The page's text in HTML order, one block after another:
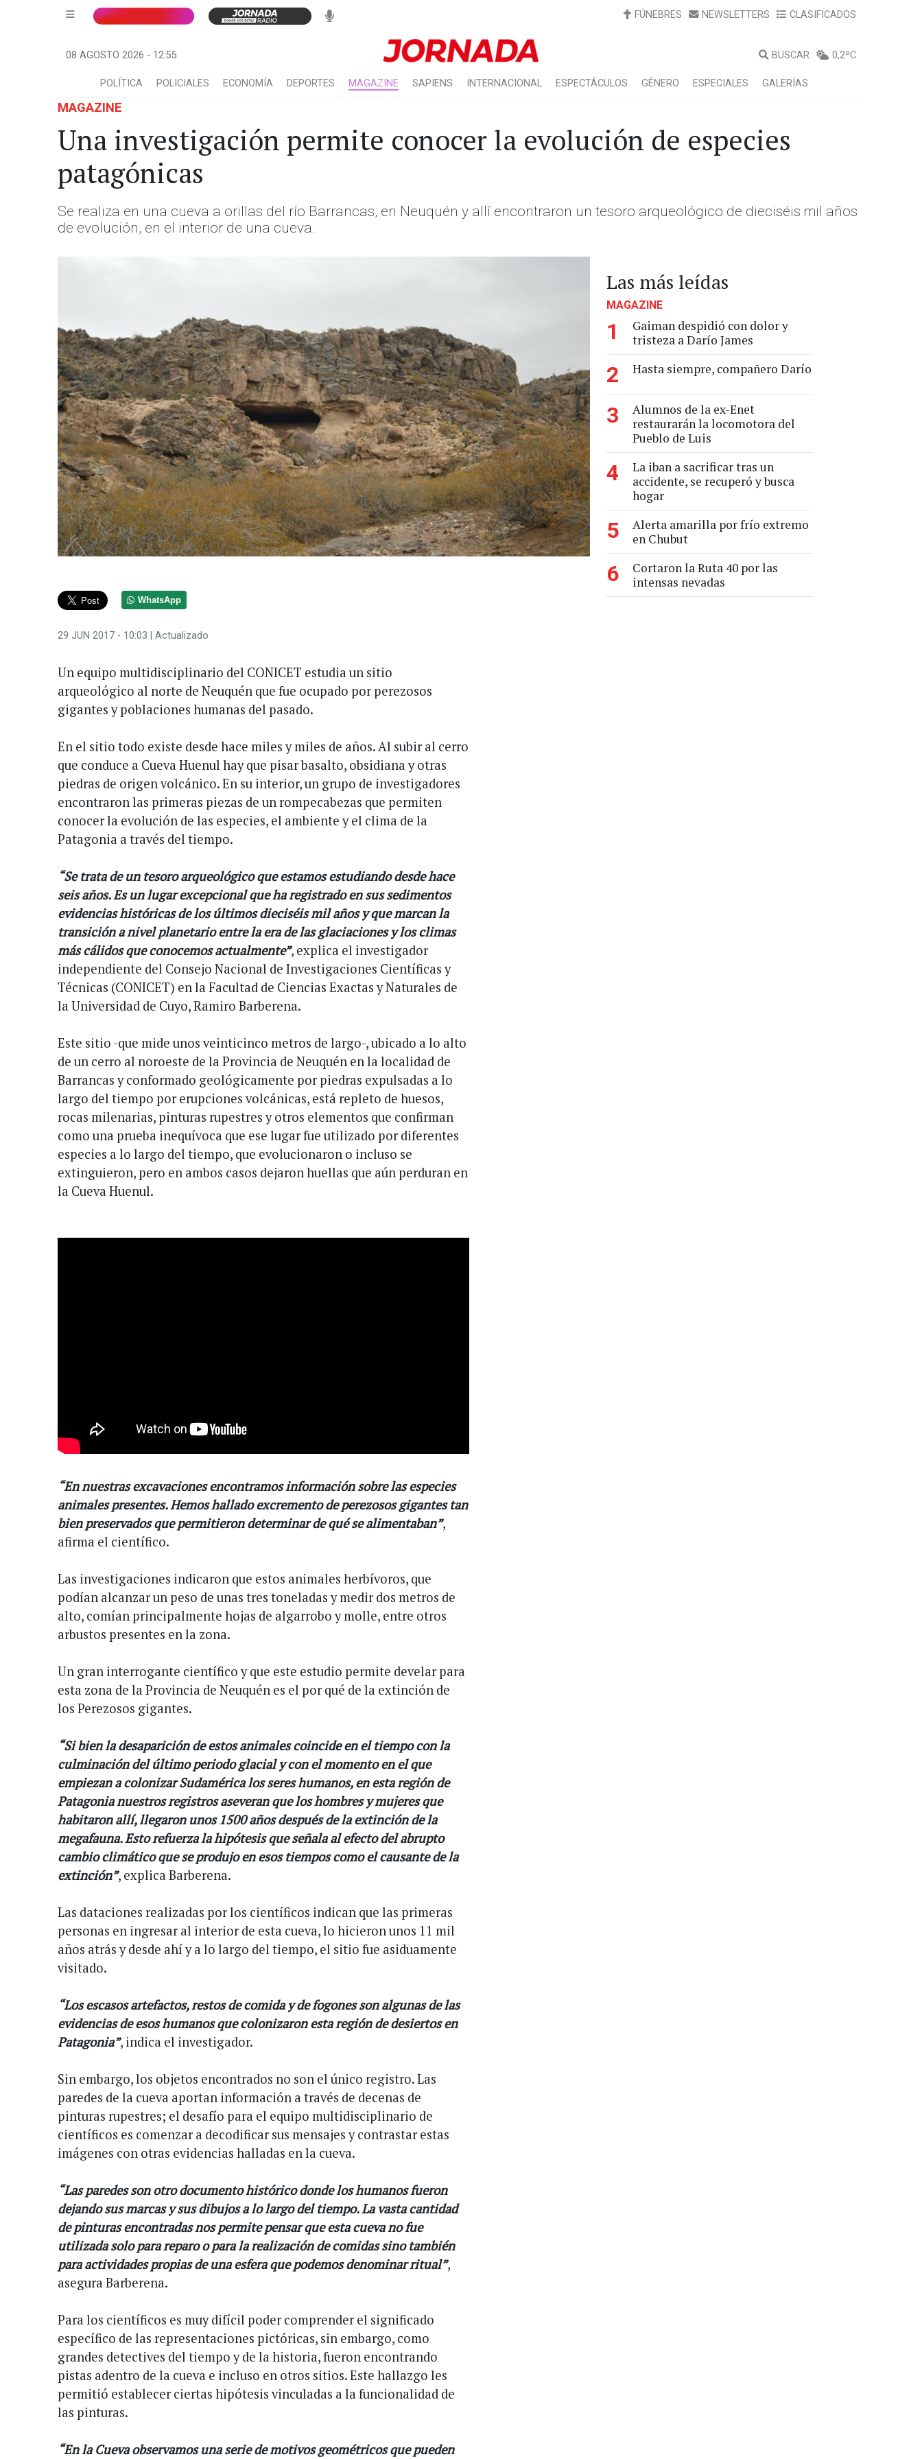
FÚNEBRES NEWSLETTERS CLASIFICADOS
08 AGOSTO 2026 - 12:55 BUSCAR 0,2ºC
POLÍTICA POLICIALES ECONOMÍA DEPORTES MAGAZINE SAPIENS INTERNACIONAL ESPECTÁCULOS GÉNERO ESPECIALES GALERÍAS
MAGAZINE
Una investigación permite conocer la evolución de especies
patagónicas
Se realiza en una cueva a orillas del río Barrancas, en Neuquén y allí encontraron un tesoro arqueológico de dieciséis mil años
de evolución, en el interior de una cueva.
WhatsApp
29 JUN 2017 - 10:03 | Actualizado
Un equipo multidisciplinario del CONICET estudia un sitio
arqueológico al norte de Neuquén que fue ocupado por perezosos
gigantes y poblaciones humanas del pasado.
En el sitio todo existe desde hace miles y miles de años. Al subir al cerro
que conduce a Cueva Huenul hay que pisar basalto, obsidiana y otras
piedras de origen volcánico. En su interior, un grupo de investigadores
encontraron las primeras piezas de un rompecabezas que permiten
conocer la evolución de las especies, el ambiente y el clima de la
Patagonia a través del tiempo.
“Se trata de un tesoro arqueológico que estamos estudiando desde hace
seis años. Es un lugar excepcional que ha registrado en sus sedimentos
evidencias históricas de los últimos dieciséis mil años y que marcan la
transición a nivel planetario entre la era de las glaciaciones y los climas
más cálidos que conocemos actualmente”, explica el investigador
independiente del Consejo Nacional de Investigaciones Científicas y
Técnicas (CONICET) en la Facultad de Ciencias Exactas y Naturales de
la Universidad de Cuyo, Ramiro Barberena.
Este sitio -que mide unos veinticinco metros de largo-, ubicado a lo alto
de un cerro al noroeste de la Provincia de Neuquén en la localidad de
Barrancas y conformado geológicamente por piedras expulsadas a lo
largo del tiempo por erupciones volcánicas, está repleto de huesos,
rocas milenarias, pinturas rupestres y otros elementos que confirman
como una prueba inequívoca que ese lugar fue utilizado por diferentes
especies a lo largo del tiempo, que evolucionaron o incluso se
extinguieron, pero en ambos casos dejaron huellas que aún perduran en
la Cueva Huenul.
“En nuestras excavaciones encontramos información sobre las especies
animales presentes. Hemos hallado excremento de perezosos gigantes tan
bien preservados que permitieron determinar de qué se alimentaban”,
afirma el científico.
Las investigaciones indicaron que estos animales herbívoros, que
podían alcanzar un peso de unas tres toneladas y medir dos metros de
alto, comían principalmente hojas de algarrobo y molle, entre otros
arbustos presentes en la zona.
Un gran interrogante científico y que este estudio permite develar para
esta zona de la Provincia de Neuquén es el por qué de la extinción de
los Perezosos gigantes.
“Si bien la desaparición de estos animales coincide en el tiempo con la
culminación del último periodo glacial y con el momento en el que
empiezan a colonizar Sudamérica los seres humanos, en esta región de
Patagonia nuestros registros aseveran que los hombres y mujeres que
habitaron allí, llegaron unos 1500 años después de la extinción de la
megafauna. Esto refuerza la hipótesis que señala al efecto del abrupto
cambio climático que se produjo en esos tiempos como el causante de la
extinción”, explica Barberena.
Las dataciones realizadas por los científicos indican que las primeras
personas en ingresar al interior de esta cueva, lo hicieron unos 11 mil
años atrás y desde ahí y a lo largo del tiempo, el sitio fue asiduamente
visitado.
“Los escasos artefactos, restos de comida y de fogones son algunas de las
evidencias de esos humanos que colonizaron esta región de desiertos en
Patagonia”, indica el investigador.
Sin embargo, los objetos encontrados no son el único registro. Las
paredes de la cueva aportan información a través de decenas de
pinturas rupestres; el desafío para el equipo multidisciplinario de
científicos es comenzar a decodificar sus mensajes y contrastar estas
imágenes con otras evidencias halladas en la cueva.
“Las paredes son otro documento histórico donde los humanos fueron
dejando sus marcas y sus dibujos a lo largo del tiempo. La vasta cantidad
de pinturas encontradas nos permite pensar que esta cueva no fue
utilizada solo para reparo o para la realización de comidas sino también
para actividades propias de una esfera que podemos denominar ritual”,
asegura Barberena.
Para los científicos es muy difícil poder comprender el significado
específico de las representaciones pictóricas, sin embargo, como
grandes detectives del tiempo y de la historia, fueron encontrando
pistas adentro de la cueva e incluso en otros sitios. Este hallazgo les
permitió establecer ciertas hipótesis vinculadas a la funcionalidad de
las pinturas.
“En la Cueva observamos una serie de motivos geométricos que pueden
Las más leídas
MAGAZINE
1
Gaiman despidió con dolor y
tristeza a Darío James
2 Hasta siempre, compañero Darío
3
Alumnos de la ex-Enet
restaurarán la locomotora del
Pueblo de Luis
4
La iban a sacrificar tras un
accidente, se recuperó y busca
hogar
5
Alerta amarilla por frío extremo
en Chubut
6
Cortaron la Ruta 40 por las
intensas nevadas